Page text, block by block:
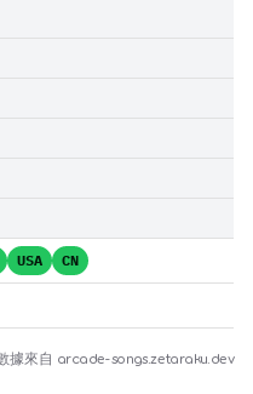
USA CN
據來自 arcade-songs.zetaraku.dev